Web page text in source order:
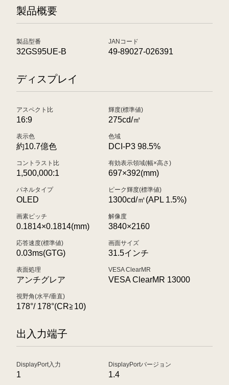
製品概要
製品型番
32GS95UE-B
JANコード
49-89027-026391
ディスプレイ
アスペクト比
16:9
輝度(標準値)
275cd/㎡
表示色
約10.7億色
色域
DCI-P3 98.5%
コントラスト比
1,500,000:1
有効表示領域(幅×高さ)
697×392(mm)
パネルタイプ
OLED
ピーク輝度(標準値)
1300cd/㎡(APL 1.5%)
画素ピッチ
0.1814×0.1814(mm)
解像度
3840×2160
応答速度(標準値)
0.03ms(GTG)
画面サイズ
31.5インチ
表面処理
アンチグレア
VESA ClearMR
VESA ClearMR 13000
視野角(水平/垂直)
178°/ 178°(CR≧10)
出入力端子
DisplayPort入力
1
DisplayPortバージョン
1.4